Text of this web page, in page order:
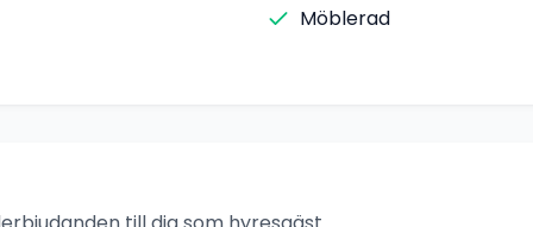
Möblerad